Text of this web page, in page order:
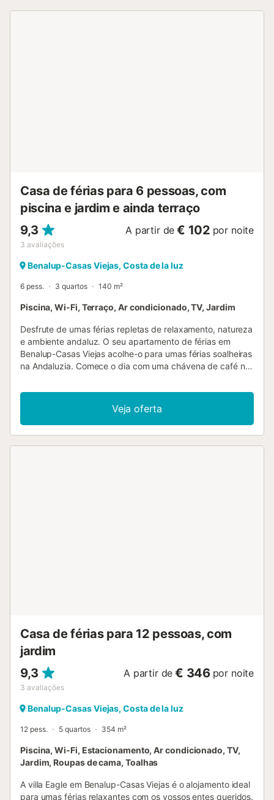
Casa de férias para 6 pessoas, com
piscina e jardim e ainda terraço
9,3
3 avaliações
A partir de € 102 por noite
Benalup-Casas Viejas, Costa de la luz
6 pess. 3 quartos 140 m²
Piscina, Wi-Fi, Terraço, Ar condicionado, TV, Jardim
Desfrute de umas férias repletas de relaxamento, natureza
e ambiente andaluz. O seu apartamento de férias em
Benalup-Casas Viejas acolhe-o para umas férias soalheiras
na Andaluzia. Comece o dia com uma chávena de café na
vila e para os vastos campos até às montanhas. Desfrute
do seu pequeno-almoço ao ar livre e planeie o seu dia
enquanto o sol andaluz o aquece. O luminoso e diáfano
apartamento oferece tudo o que precisa para uma estadia
Veja oferta
Casa de férias para 12 pessoas, com
jardim
9,3
3 avaliações
A partir de € 346 por noite
Benalup-Casas Viejas, Costa de la luz
12 pess. 5 quartos 354 m²
Piscina, Wi-Fi, Estacionamento, Ar condicionado, TV,
Jardim, Roupas de cama, Toalhas
A villa Eagle em Benalup-Casas Viejas é o alojamento ideal
para umas férias relaxantes com os vossos entes queridos.